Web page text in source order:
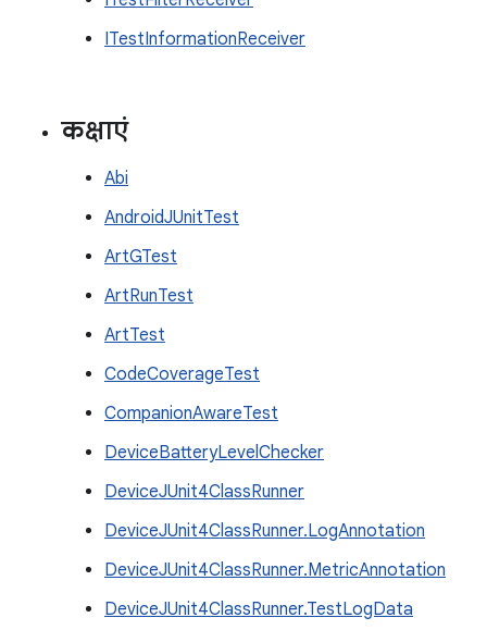
ITestInformationReceiver
कक्षाएं
Abi
AndroidJUnitTest
ArtGTest
ArtRunTest
ArtTest
CodeCoverageTest
CompanionAwareTest
DeviceBatteryLevelChecker
DeviceJUnit4ClassRunner
DeviceJUnit4ClassRunner.LogAnnotation
DeviceJUnit4ClassRunner.MetricAnnotation
DeviceJUnit4ClassRunner.TestLogData